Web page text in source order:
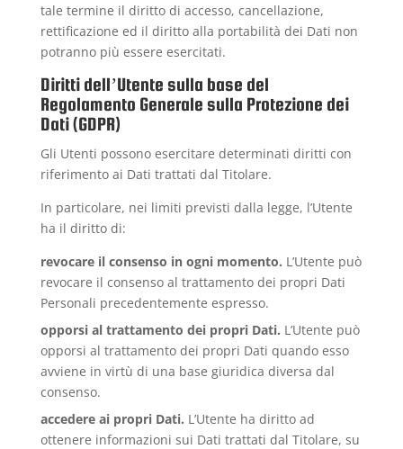
tale termine il diritto di accesso, cancellazione,
rettificazione ed il diritto alla portabilità dei Dati non
potranno più essere esercitati.
Diritti dell’Utente sulla base del
Regolamento Generale sulla Protezione dei
Dati (GDPR)
Gli Utenti possono esercitare determinati diritti con
riferimento ai Dati trattati dal Titolare.
In particolare, nei limiti previsti dalla legge, l’Utente
ha il diritto di:
revocare il consenso in ogni momento. L’Utente può
revocare il consenso al trattamento dei propri Dati
Personali precedentemente espresso.
opporsi al trattamento dei propri Dati. L’Utente può
opporsi al trattamento dei propri Dati quando esso
avviene in virtù di una base giuridica diversa dal
consenso.
accedere ai propri Dati. L’Utente ha diritto ad
ottenere informazioni sui Dati trattati dal Titolare, su